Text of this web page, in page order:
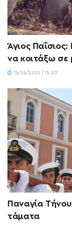
Άγιος
να κοιτάξω σε
15/05/2026 | 15:00
Παναγία
τάματα